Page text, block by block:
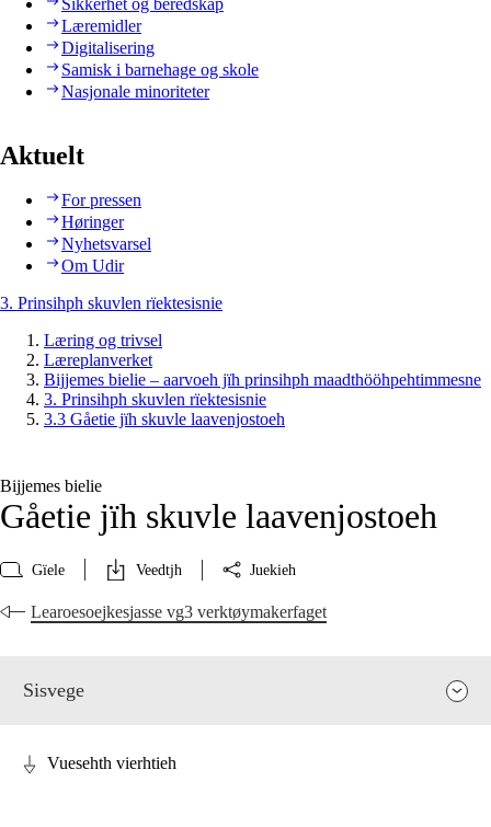
Sikkerhet og beredskap
Læremidler
Digitalisering
Samisk i barnehage og skole
Nasjonale minoriteter
Aktuelt
For pressen
Høringer
Nyhetsvarsel
Om Udir
3. Prinsihph skuvlen rïektesisnie
Læring og trivsel
Læreplanverket
Bijjemes bielie – aarvoeh jïh prinsihph maadthööhpehtimmesne
3. Prinsihph skuvlen rïektesisnie
3.3 Gåetie jïh skuvle laavenjostoeh
Bijjemes bielie
Gåetie jïh skuvle laavenjostoeh
Gïele Veedtjh Juekieh
Learoesoejkesjasse vg3 verktøymakerfaget
Sisvege
Vuesehth vierhtieh